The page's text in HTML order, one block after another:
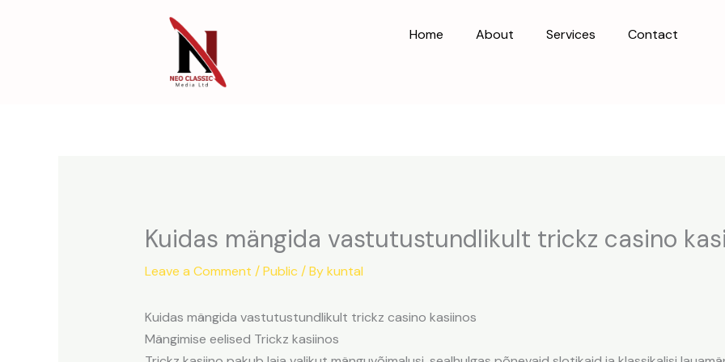
Home About Services Contact
Kuidas mängida vastutustundlikult trickz casino
Leave a Comment /Public / Bykuntal
Kuidas mängida vastutustundlikult trickz casino kasiinos
Mängimise eelised Trickz kasiinos